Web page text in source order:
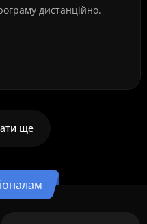
дистанційно.
ще